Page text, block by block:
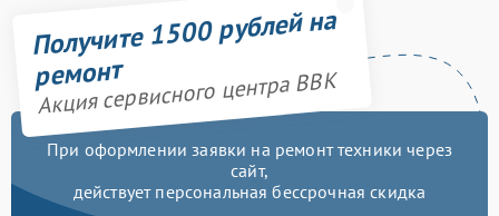
Получите 1500 рублей на
ремонт
Акция сервисного центра BBK
При оформлении заявки на ремонт техники через
сайт,
действует персональная бессрочная скидка